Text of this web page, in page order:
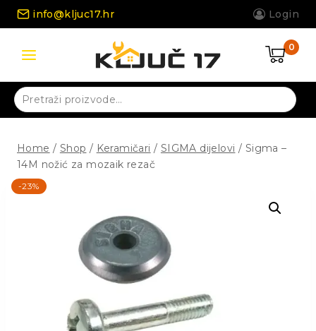
Skip
info@kljuc17.hr Login
0
Pretraži:
Home / Shop / Keramičari / SIGMA dijelovi / Sigma –
14M nožić za mozaik rezač
-23%